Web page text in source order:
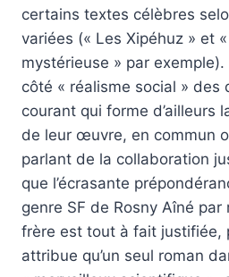
certains textes célèbres
variées (« Les Xipéhuz » et
mystérieuse » par exemple).
côté « réalisme social » des
courant qui forme d’ailleurs
de leur œuvre, en commun
parlant de la collaboration
que l’écrasante
genre SF de Rosny Aîné
frère est tout à fait justifiée,
attribue qu’un seul roman